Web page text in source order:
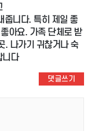
줍니다. 특히 제일 좋
아요. 가족 단체로 받
. 나가기 귀찮거나 숙
니다
댓글쓰기